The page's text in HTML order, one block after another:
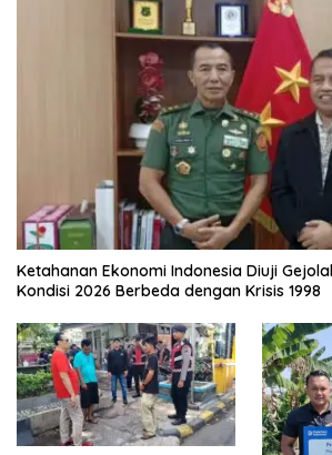
Ketahanan Ekonomi Indonesia Diuji
Kondisi 2026 Berbeda dengan Krisis 1998